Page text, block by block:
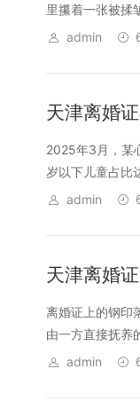
里攥着一张被揉
admin
天津离婚
2025年3月，某
岁以下儿童占比
admin
天津离婚
离婚证上的钢印
由一方直接抚养
admin